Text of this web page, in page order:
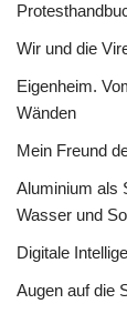
Wir und die
Eigenheim.
Wänden
Mein Freund
Aluminium als
Wasser und
Digitale
Augen auf die